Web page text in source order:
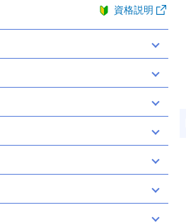
資格説明